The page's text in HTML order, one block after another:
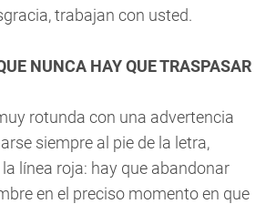
trabajan con usted.
NUNCA HAY QUE TRASPASAR
rotunda con una advertencia
siempre al pie de la letra,
línea roja: hay que abandonar
en el preciso momento en que